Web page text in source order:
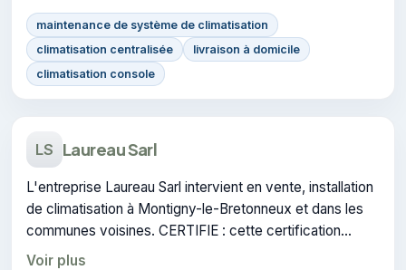
maintenance de système de climatisation
climatisation centralisée
livraison à domicile
climatisation console
LS Laureau Sarl
L'entreprise Laureau Sarl intervient en vente, installation
de climatisation à Montigny-le-Bretonneux et dans les
communes voisines. CERTIFIE : cette certification
atteste du savoir-faire de l'entreprise.
Voir plus